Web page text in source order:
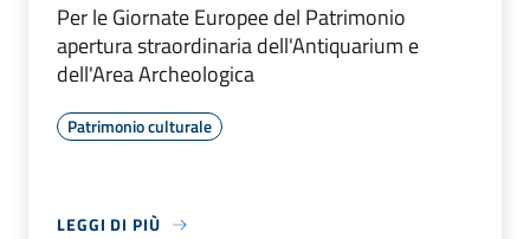
Per le Giornate Europee del Patrimonio
apertura straordinaria dell'Antiquarium e
dell'Area Archeologica
Patrimonio culturale
LEGGI DI PIÙ